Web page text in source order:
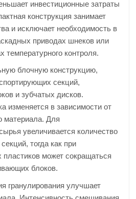
инвестиционные затраты
конструкция занимает
и исключает необходимость в
приводах шнеков или
температурного контроля.
блочную конструкцию,
секций,
и зубчатых дисков.
изменяется в зависимости от
материала. Для
увеличивается количество
тогда как при
пластиков может сокращаться
блоков.
гранулирования улучшает